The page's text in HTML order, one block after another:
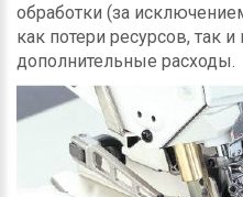
обработки (за
как потери ресурсов, так
дополнительные расходы.